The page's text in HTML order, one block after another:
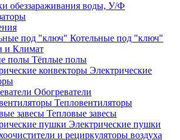
обеззараживания воды, У/Ф
Котельные под "ключ"
и Климат
Тёплые полы
Электрические
Обогреватели
Тепловентиляторы
Тепловые завесы
Электрические пушки